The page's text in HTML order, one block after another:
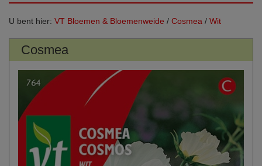
U bent hier: VT Bloemen & Bloemenweide / Cosmea / Wit
Cosmea